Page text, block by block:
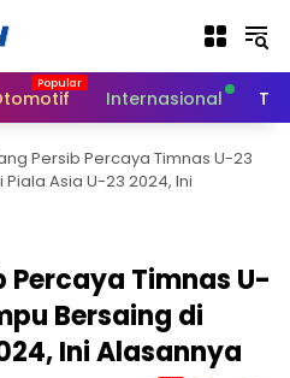
Internasional
Persib Percaya Timnas U-23
Asia U-23 2024, Ini
Percaya Timnas U-
Bersaing di
Ini Alasannya